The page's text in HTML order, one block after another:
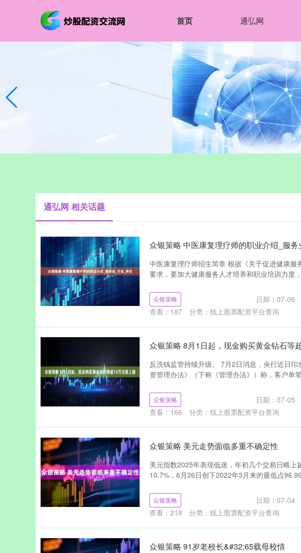
首页 通弘网
通弘网 相关话题
众银策略 中医康复理疗师的职业介绍_服
中医康复理疗师招生简章 根据《关于促进健康
要求，要加大健康服务人才培养和职业培训力度
众银策略 日期：07-06
查看： 187 分类： 线上股票配资平台查询
众银策略 8月1日起，现金购买黄金钻石等
反洗钱监管持续升级。 7月2日消息，央行近日
资管理办法》（下称《管理办法》）称，客户单
众银策略 日期：07-05
查看： 166 分类： 线上股票配资平台查询
众银策略 美元走势面临多重不确定性
美元指数2025年表现低迷，年初几个交易日略
10.7%，6月26日创下2022年3月来的最低点
众银策略 日期：07-04
查看： 218 分类： 线上股票配资平台查询
众银策略 91岁老校长&#32;65载母校情